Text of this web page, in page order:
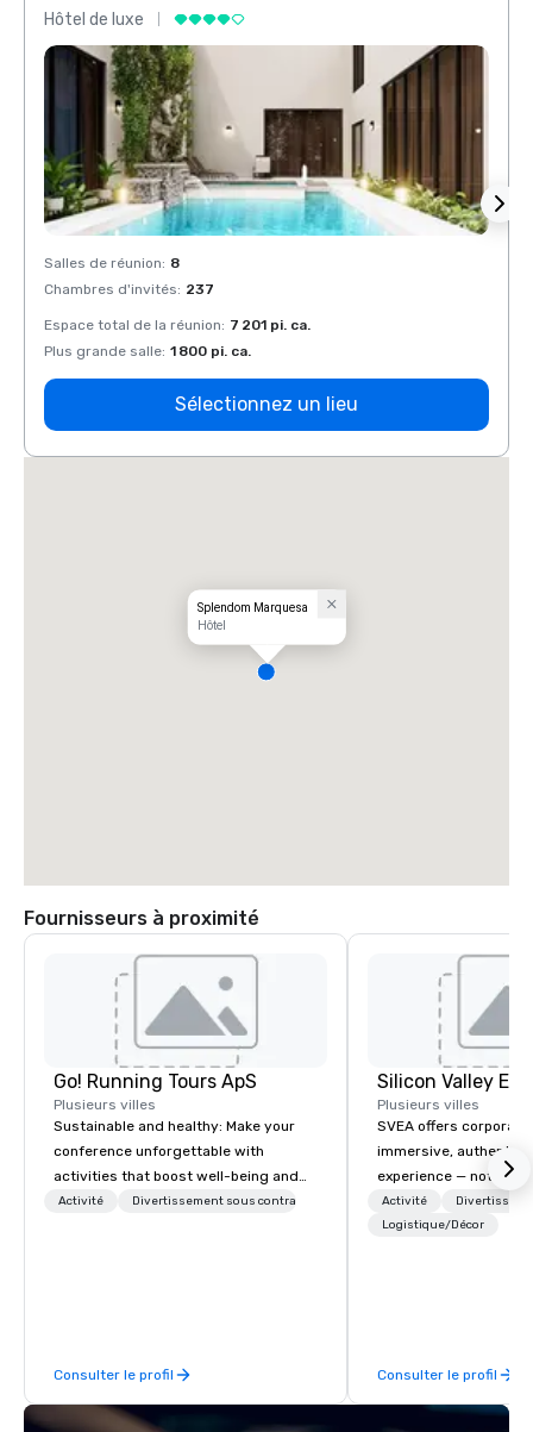
Hôtel de luxe
Salles de réunion: 8
Chambres d'invités: 237
Espace total de la réunion: 7 201 pi. ca.
Plus grande salle: 1 800 pi. ca.
Sélectionnez un lieu
Splendom Marquesa
Hôtel
Fournisseurs à proximité
Go! Running Tours ApS
Plusieurs villes
Sustainable and healthy: Make your
conference unforgettable with
activities that boost well-being and
lower carbon footprints. Explore the
Activité Divertissement sous contrat
Consulter le profil
Plusieurs villes
SVEA offers
immersive, authentic
experience — not a
transformation. We
facilitate custom
offsites. Whether
think like a Silicon
Activité
Logistique/Décor
Consulter le profil